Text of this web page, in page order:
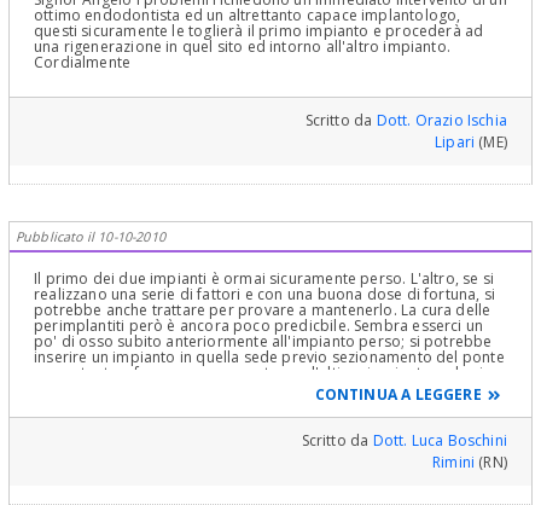
ottimo endodontista ed un altrettanto capace implantologo,
questi sicuramente le toglierà il primo impianto e procederà ad
una rigenerazione in quel sito ed intorno all'altro impianto.
Cordialmente
Scritto da Dott. Orazio Ischia
Lipari (ME)
Pubblicato il 10-10-2010
Il primo dei due impianti è ormai sicuramente perso. L'altro, se si
realizzano una serie di fattori e con una buona dose di fortuna, si
potrebbe anche trattare per provare a mantenerlo. La cura delle
perimplantiti però è ancora poco predicbile. Sembra esserci un
po' di osso subito anteriormente all'impianto perso; si potrebbe
inserire un impianto in quella sede previo sezionamento del ponte
sovrastante e fare un nuovo ponte con l'ultimo impianto se lo si
riuscisse a conservare. Con un po' di impazzimento in più si
potrebbe anche ricostruire l'osso perduto, ma potendo evitare...
Generalmente tali casi di riassorbimento di osso perimplantare
sono conseguenza di infezioni batteriche, però mi sento di dire
che forse quegli impianti sono stati anche sovraccaricati in virtù
del fatto che erano uniti a elementi naturali con un ponte di lunga
CONTINUA A LEGGERE
Scritto da Dott. Luca Boschini
Rimini (RN)